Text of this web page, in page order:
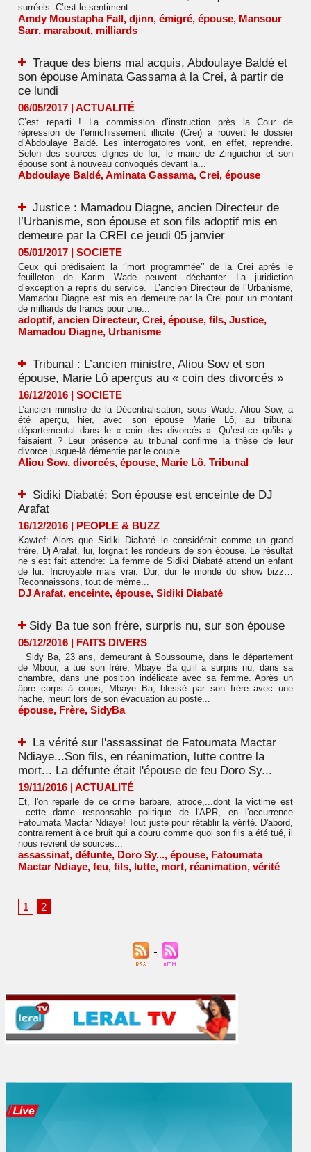
surréels. C’est le sentiment...
Amdy Moustapha Fall, djinn, émigré, épouse, Mansour
Sarr, marabout, milliards
Traque des biens mal acquis, Abdoulaye Baldé et
son épouse Aminata Gassama à la Crei, à partir de
ce lundi
06/05/2017 | ACTUALITÉ
C’est reparti ! La commission d’instruction près la Cour de
répression de l’enrichissement illicite (Crei) a rouvert le dossier
d’Abdoulaye Baldé. Les interrogatoires vont, en effet, reprendre.
Selon des sources dignes de foi, le maire de Zinguichor et son
épouse sont à nouveau convoqués devant la...
Abdoulaye Baldé,Aminata Gassama, Crei, épouse
Justice : Mamadou Diagne, ancien Directeur de
l’Urbanisme, son épouse et son fils adoptif mis en
demeure par la CREI ce jeudi 05 janvier
05/01/2017 | SOCIETE
Ceux qui prédisaient la ‘’mort programmée’’ de la Crei après le
feuilleton de Karim Wade peuvent déchanter. La juridiction
d’exception a repris du service. L’ancien Directeur de l’Urbanisme,
Mamadou Diagne est mis en demeure par la Crei pour un montant
de milliards de francs pour une...
adoptif, ancien Directeur, Crei, épouse, fils, Justice,
Mamadou Diagne, Urbanisme
Tribunal : L’ancien ministre, Aliou Sow et son
épouse, Marie Lô aperçus au « coin des divorcés »
16/12/2016 | SOCIETE
L’ancien ministre de la Décentralisation, sous Wade, Aliou Sow, a
été aperçu, hier, avec son épouse Marie Lô, au tribunal
départemental dans le « coin des divorcés ». Qu’est-ce qu’ils y
faisaient ? Leur présence au tribunal confirme la thèse de leur
divorce jusque-là démentie par le couple. ...
Aliou Sow, divorcés, épouse, Marie Lô, Tribunal
Sidiki Diabaté: Son épouse est enceinte de DJ
Arafat
16/12/2016 | PEOPLE & BUZZ
Kawtef: Alors que Sidiki Diabaté le considérait comme un grand
frère, Dj Arafat, lui, lorgnait les rondeurs de son épouse. Le résultat
ne s’est fait attendre: La femme de Sidiki Diabaté attend un enfant
de lui. Incroyable mais vrai. Dur, dur le monde du show bizz…
Reconnaissons, tout de même...
DJ Arafat, enceinte, épouse, Sidiki Diabaté
​Sidy Ba tue son frère, surpris nu, sur son épouse
05/12/2016 | FAITS DIVERS
Sidy Ba, 23 ans, demeurant à Soussoume, dans le département
de Mbour, a tué son frère, Mbaye Ba qu’il a surpris nu, dans sa
chambre, dans une position indélicate avec sa femme. Après un
âpre corps à corps, Mbaye Ba, blessé par son frère avec une
hache, meurt lors de son évacuation au poste...
épouse, Frère, SidyBa
La vérité sur l'assassinat de Fatoumata Mactar
Ndiaye...Son fils, en réanimation, lutte contre la
mort... La défunte était l'épouse de feu Doro Sy...
19/11/2016 | ACTUALITÉ
Et, l'on reparle de ce crime barbare, atroce,...dont la victime est
cette dame responsable politique de l'APR, en l'occurrence
Fatoumata Mactar Ndiaye! Tout juste pour rétablir la vérité. D'abord,
contrairement à ce bruit qui a couru comme quoi son fils a été tué, il
nous revient de sources...
assassinat, défunte, Doro Sy..., épouse, Fatoumata
Mactar Ndiaye, feu, fils, lutte, mort, réanimation, vérité
1 2